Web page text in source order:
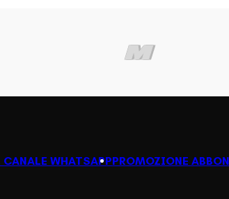
WHATSAPPPROMOZIONE